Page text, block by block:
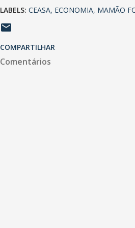
LABELS: CEASA ECONOMIA MAMÃO
COMPARTILHAR
Comentários